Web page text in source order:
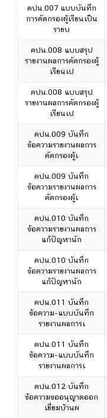
คปน.007 แบบบันทึก
การคัดกรองผู้เรียนเป็น
รายบ
คปน.008 แบบสรุป
รายงานผลการคัดกรองผู้
เรียนเป
คปน.008 แบบสรุป
รายงานผลการคัดกรองผู้
เรียนเป
คปน.009 บันทึก
ข้อความรายงานผลการ
คัดกรองผู้เ
คปน.009 บันทึก
ข้อความรายงานผลการ
คัดกรองผู้เ
คปน.010 บันทึก
ข้อความรายงานผลการ
แก้ปัญหานัก
คปน.010 บันทึก
ข้อความรายงานผลการ
แก้ปัญหานัก
คปน.011 บันทึก
ข้อความ-แบบบันทึก
รายงานผลการเ
คปน.011 บันทึก
ข้อความ-แบบบันทึก
รายงานผลการเ
คปน.012 บันทึก
ข้อความขออนุญาตออก
เยี่ยมบ้านผ